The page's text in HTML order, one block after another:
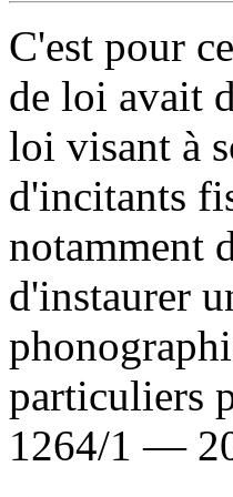
C'est pour
de loi avait
loi visant à
d'incitants
notamment
d'instaurer
particuliers
1264/1 —